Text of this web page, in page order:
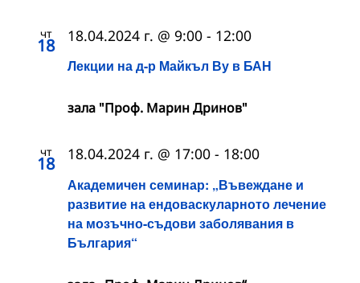
чт
18
Лекции на д-р Майкъл Ву в БАН
18.04.2024 г. @ 9:00 - 12:00
зала "Проф. Марин Дринов"
чт
18
Академичен семинар: „Въвеждане и
развитие на ендоваскуларното лечение
на мозъчно-съдови заболявания в
България“
18.04.2024 г. @ 17:00 - 18:00